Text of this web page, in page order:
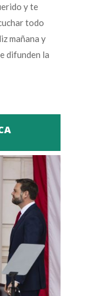
y te
todo
mañana y
difunden la